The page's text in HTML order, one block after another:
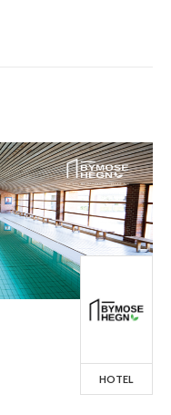
HOTEL